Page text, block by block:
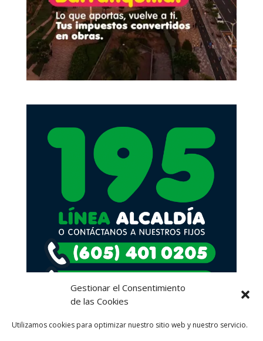
Gestionar el Consentimiento
de las Cookies
Utilizamos cookies para optimizar nuestro sitio web y nuestro servicio.